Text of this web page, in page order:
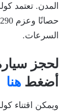
السرعات.
أضغط هنا
ويمكن اقتناء